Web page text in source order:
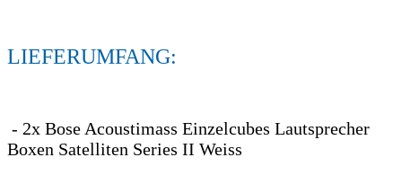
LIEFERUMFANG:
- 2x Bose Acoustimass Einzelcubes Lautsprecher
Boxen Satelliten Series II Weiss